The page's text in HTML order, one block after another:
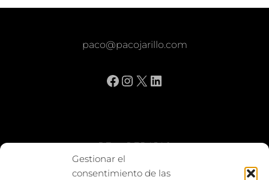
Gestionar el
consentimiento de las
paco@pacojarillo.com
Facebook
Instagram
X LinkedIn
BE vs REBAJAS
Entes